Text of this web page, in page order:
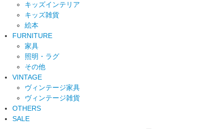
キッズインテリア
キッズ雑貨
絵本
FURNITURE
家具
照明・ラグ
その他
VINTAGE
ヴィンテージ家具
ヴィンテージ雑貨
OTHERS
SALE